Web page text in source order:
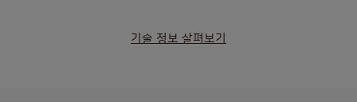
기술 정보 살펴보기